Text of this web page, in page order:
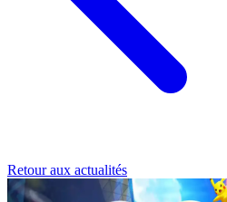
Retour aux actualités